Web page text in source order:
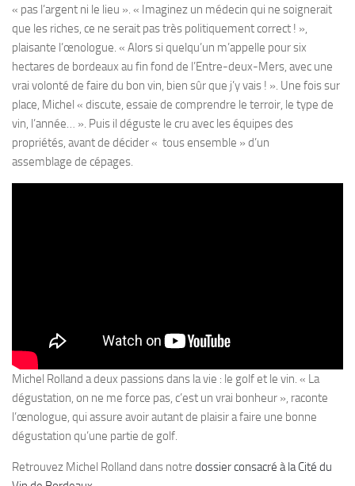
« pas l’argent ni le lieu ». « Imaginez un médecin qui ne soignerait
que les riches, ce ne serait pas très politiquement correct ! »,
plaisante l’œnologue. « Alors si quelqu’un m’appelle pour six
hectares de bordeaux au fin fond de l’Entre-deux-Mers, avec une
vrai volonté de faire du bon vin, bien sûr que j’y vais ! ». Une fois sur
place, Michel « discute, essaie de comprendre le terroir, le type de
vin, l’année… ». Puis il déguste le cru avec les équipes des
propriétés, avant de décider « tous ensemble » d’un
assemblage de cépages.
Michel Rolland a deux passions dans la vie : le golf et le vin. « La
dégustation, on ne me force pas, c’est un vrai bonheur », raconte
l’œnologue, qui assure avoir autant de plaisir a faire une bonne
dégustation qu’une partie de golf.
Retrouvez Michel Rolland dans notre dossier consacré à la Cité du